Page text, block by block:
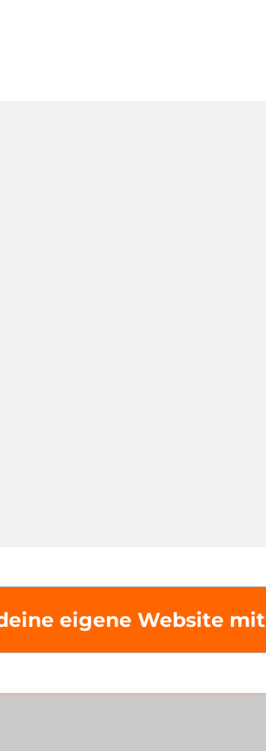
eigene Website mit